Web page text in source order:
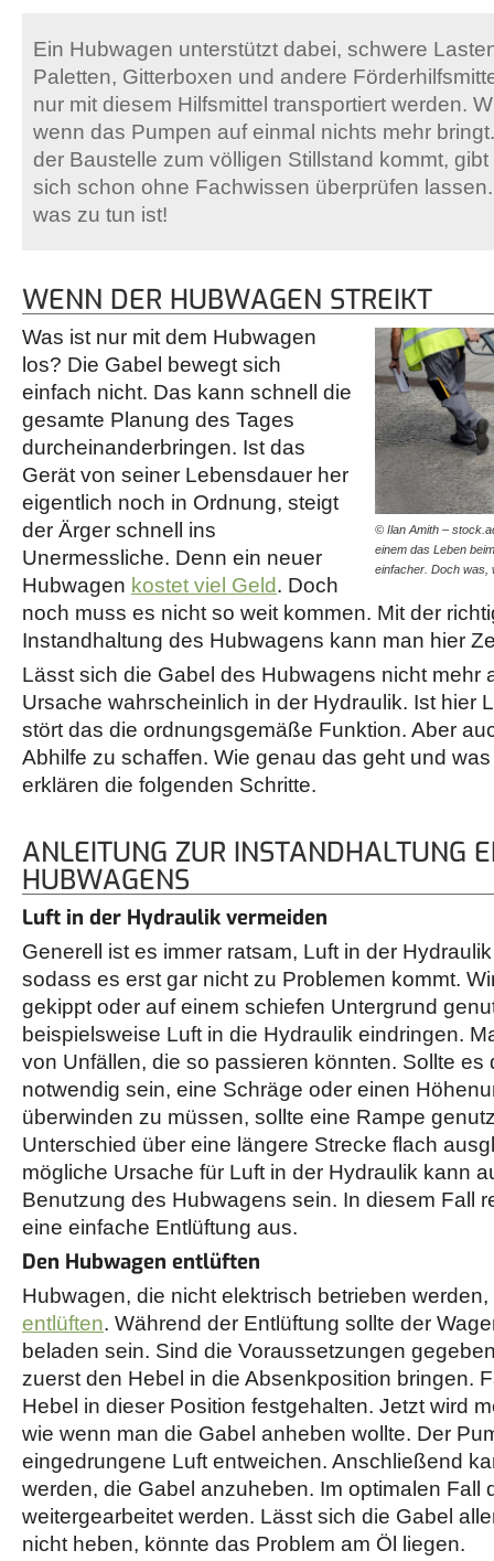
Ein Hubwagen unterstützt dabei, schwere
Paletten, Gitterboxen und andere
nur mit diesem Hilfsmittel transportiert werden.
wenn das Pumpen auf einmal nichts mehr
der Baustelle zum völligen Stillstand kommt,
sich schon ohne Fachwissen überprüfen
was zu tun ist!
WENN DER HUBWAGEN STREIKT
© Ilan Amith –
einem das Leben
einfacher. Doch
Was ist nur mit dem Hubwagen
los? Die Gabel bewegt sich
einfach nicht. Das kann schnell die
gesamte Planung des Tages
durcheinanderbringen. Ist das
Gerät von seiner Lebensdauer her
eigentlich noch in Ordnung, steigt
der Ärger schnell ins
Unermessliche. Denn ein neuer
Hubwagen kostet viel Geld. Doch
noch muss es nicht so weit kommen. Mit der
Instandhaltung des Hubwagens kann man hier
Lässt sich die Gabel des Hubwagens nicht mehr
Ursache wahrscheinlich in der Hydraulik. Ist hier
stört das die ordnungsgemäße Funktion. Aber
Abhilfe zu schaffen. Wie genau das geht und
erklären die folgenden Schritte.
ANLEITUNG ZUR INSTANDHALTUNG
HUBWAGENS
Luft in der Hydraulik vermeiden
Generell ist es immer ratsam, Luft in der
sodass es erst gar nicht zu Problemen kommt.
gekippt oder auf einem schiefen Untergrund
beispielsweise Luft in die Hydraulik eindringen.
von Unfällen, die so passieren könnten. Sollte es
notwendig sein, eine Schräge oder einen
überwinden zu müssen, sollte eine Rampe
Unterschied über eine längere Strecke flach
mögliche Ursache für Luft in der Hydraulik kann
Benutzung des Hubwagens sein. In diesem Fall
eine einfache Entlüftung aus.
Den Hubwagen entlüften
Hubwagen, die nicht elektrisch betrieben
entlüften. Während der Entlüftung sollte der
beladen sein. Sind die Voraussetzungen
zuerst den Hebel in die Absenkposition bringen.
Hebel in dieser Position festgehalten. Jetzt wird
wie wenn man die Gabel anheben wollte. Der
eingedrungene Luft entweichen. Anschließend
werden, die Gabel anzuheben. Im optimalen Fall
weitergearbeitet werden. Lässt sich die Gabel
nicht heben, könnte das Problem am Öl liegen.